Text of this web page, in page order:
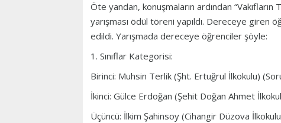
Öte yandan, konuşmaların ardından
yarışması ödül töreni yapıldı. Dereceye
edildi. Yarışmada dereceye öğrenciler şöyle:
1. Sınıflar Kategorisi:
Birinci: Muhsin Terlik (Şht. Ertuğrul İlkokulu)
İkinci: Gülce Erdoğan (Şehit Doğan Ahmet
Üçüncü: İlkim Şahinsoy (Cihangir Düzova